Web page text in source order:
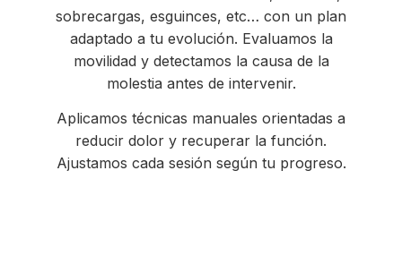
sobrecargas, esguinces, etc… con un plan
adaptado a tu evolución. Evaluamos la
movilidad y detectamos la causa de la
molestia antes de intervenir.
Aplicamos técnicas manuales orientadas a
reducir dolor y recuperar la función.
Ajustamos cada sesión según tu progreso.